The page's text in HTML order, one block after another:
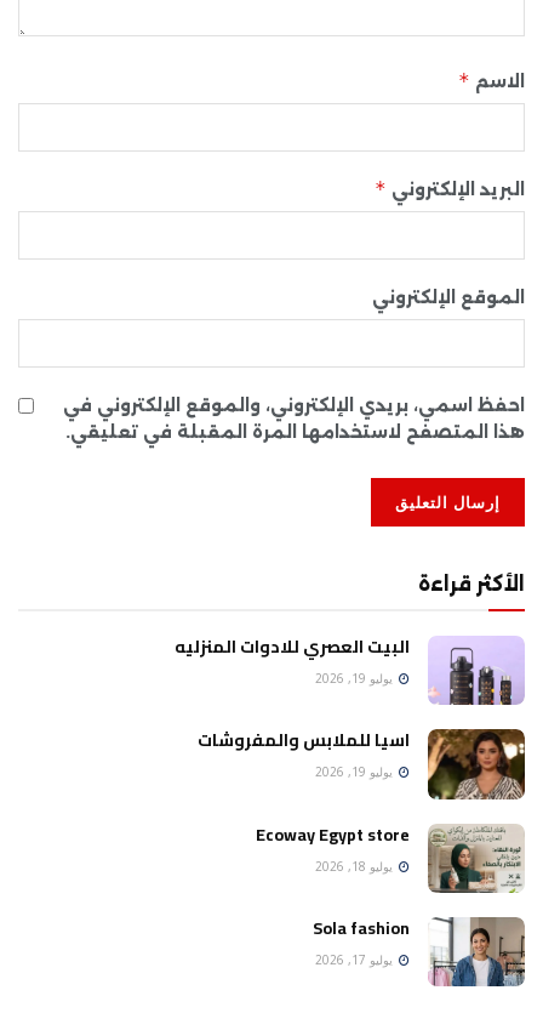
الاسم *
البريد الإلكتروني *
الموقع الإلكتروني
احفظ اسمي، بريدي الإلكتروني، والموقع الإلكتروني في
هذا المتصفح لاستخدامها المرة المقبلة في تعليقي.
الأكثر قراءة
البيت العصري للادوات المنزليه
يوليو 19, 2026
اسيا للملابس والمفروشات
يوليو 19, 2026
Ecoway Egypt store
يوليو 18, 2026
Sola fashion
يوليو 17, 2026